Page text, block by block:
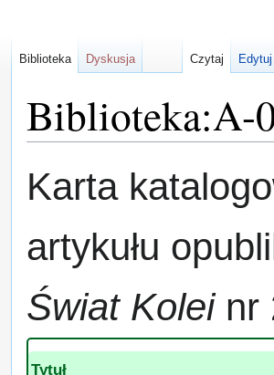
Biblioteka:A-
do
do
Karta
artykułu
Świat Koleinr
Tytuł
Biblioteka Dyskusja Czytaj